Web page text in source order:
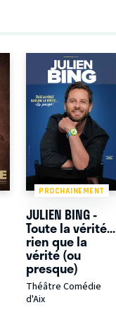
PROCHAINEMENT
JULIEN BING -
Toute la vérité...
rien que la
vérité (ou
presque)
Théâtre Comédie
d'Aix